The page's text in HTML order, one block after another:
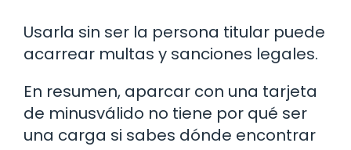
Usarla sin ser la persona titular puede
acarrear multas y sanciones legales.
En resumen, aparcar con una tarjeta
de minusválido no tiene por qué ser
una carga si sabes dónde encontrar